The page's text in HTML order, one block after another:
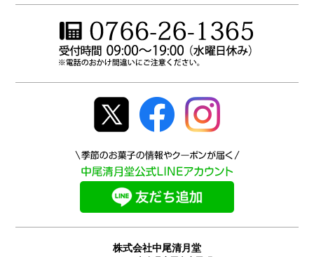
株式会社中尾清月堂